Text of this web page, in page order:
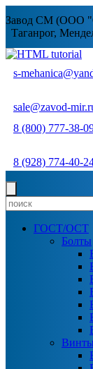
Завод СМ (ООО
Таганрог,
s-
sale@zavod-
8 (800) 777-38-
8 (928) 774-40-
ГОСТ/ОСТ
Болты
Винты